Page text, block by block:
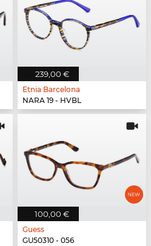
239,00 €
Etnia Barcelona
NARA 19 - HVBL
100,00 €
Guess
GU50310 - 056